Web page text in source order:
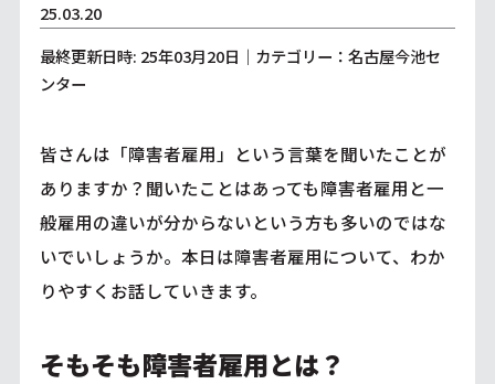
25.03.20
最終更新日時: 25年03月20日｜カテゴリー：名古屋今池セ
ンター
皆さんは「障害者雇用」という言葉を聞いたことが
ありますか？聞いたことはあっても障害者雇用と一
般雇用の違いが分からないという方も多いのではな
いでいしょうか。本日は障害者雇用について、わか
りやすくお話していきます。
そもそも障害者雇用とは？